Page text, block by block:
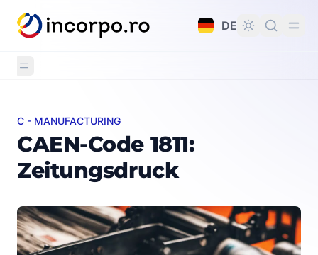
springen
DE
CAEN-Code 1811: Zeitungsdruck
C - MANUFACTURING
CAEN-Code 1811:
Zeitungsdruck